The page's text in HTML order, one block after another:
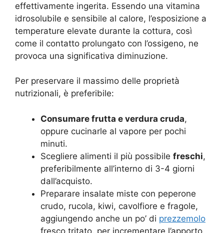
effettivamente ingerita. Essendo una vitamina
idrosolubile e sensibile al calore, l’esposizione a
temperature elevate durante la cottura, così
come il contatto prolungato con l’ossigeno, ne
provoca una significativa diminuzione.
Per preservare il massimo delle proprietà
nutrizionali, è preferibile:
Consumare frutta e verdura cruda,
oppure cucinarle al vapore per pochi
minuti.
Scegliere alimenti il più possibile freschi,
preferibilmente all’interno di 3-4 giorni
dall’acquisto.
Preparare insalate miste con peperone
crudo, rucola, kiwi, cavolfiore e fragole,
aggiungendo anche un po’ di prezzemolo
fresco tritato, per incrementare l’apporto